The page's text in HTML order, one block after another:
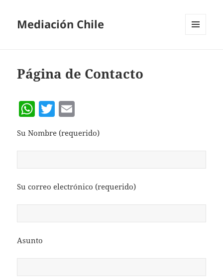
Mediación Chile
Página de Contacto
W
h
at
s
A
p
p
T
w
itt
er
m
ai
l
Su Nombre (requerido)
Su correo electrónico (requerido)
Asunto